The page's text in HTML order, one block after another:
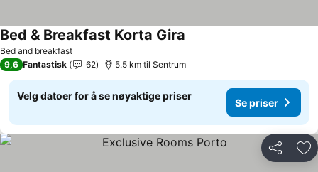
Bed and breakfast
Bed & Breakfast Korta Gira
9,6 Fantastisk 62 5.5 km til Sentrum
Velg datoer for å se nøyaktige priser
Se priser
Del